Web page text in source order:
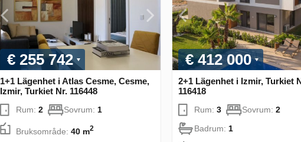
€ 255 742
1+1 Lägenhet i Atlas Cesme, Cesme,
Izmir, Turkiet Nr. 116448
Rum: 2 Sovrum: 1
Bruksområde: 40 m2
€ 412 000
2+1 Lägenhet i Izmir, Turkiet
116418
Rum:3 Sovrum:2
Badrum:1